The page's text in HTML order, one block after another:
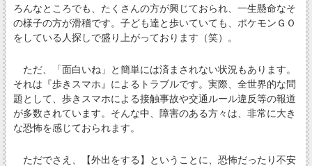
ろんなところでも、たくさんの方が興じておられ、一生懸命なそ
の様子の方が滑稽です。子ども達と歩いていても、ポケモンＧＯ
をしている人探しで盛り上がっております（笑）。
ただ、「面白いね」と簡単には済まされない状況もあります。
それは『歩きスマホ』によるトラブルです。実際、全世界的な問
題として、歩きスマホによる接触事故や交通ルール違反等の報道
が多数されています。そんな中、障害のある方々は、非常に大き
な恐怖を感じておられます。
ただでさえ、【外出をする】ということに、恐怖だったり不安